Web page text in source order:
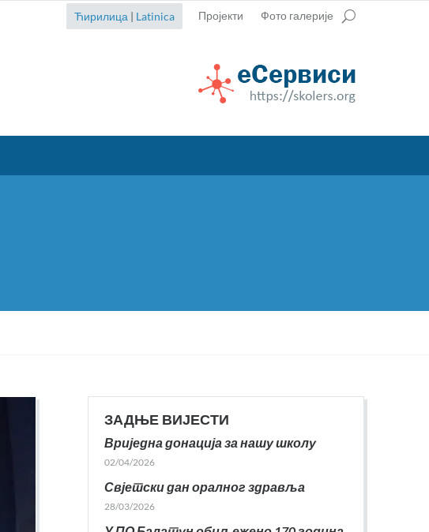
Пројекти Фото галерије
Ћирилица | Latinica
ЗАДЊЕ ВИЈЕСТИ
Вриједна донација за нашу школу
02/04/2026
Свјетски дан оралног здравља
28/03/2026